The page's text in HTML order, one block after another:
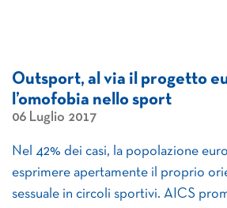
Outsport, al via il progetto
l’omofobia nello sport
06 Luglio 2017
Nel 42% dei casi, la popolazione
esprimere apertamente il proprio
sessuale in circoli sportivi. AICS